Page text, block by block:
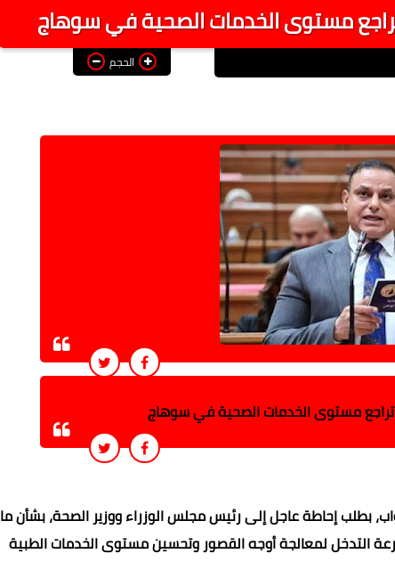
مستوى الخدمات الصحية في سوهاج
الحجم
تراجع مستوى الخدمات الصحية في سوهاج
بطلب إحاطة عاجل إلى رئيس مجلس الوزراء ووزير الصحة، بشأن ما
التدخل لمعالجة أوجه القصور وتحسين مستوى الخدمات الطبية